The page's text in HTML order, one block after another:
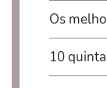
Os
10